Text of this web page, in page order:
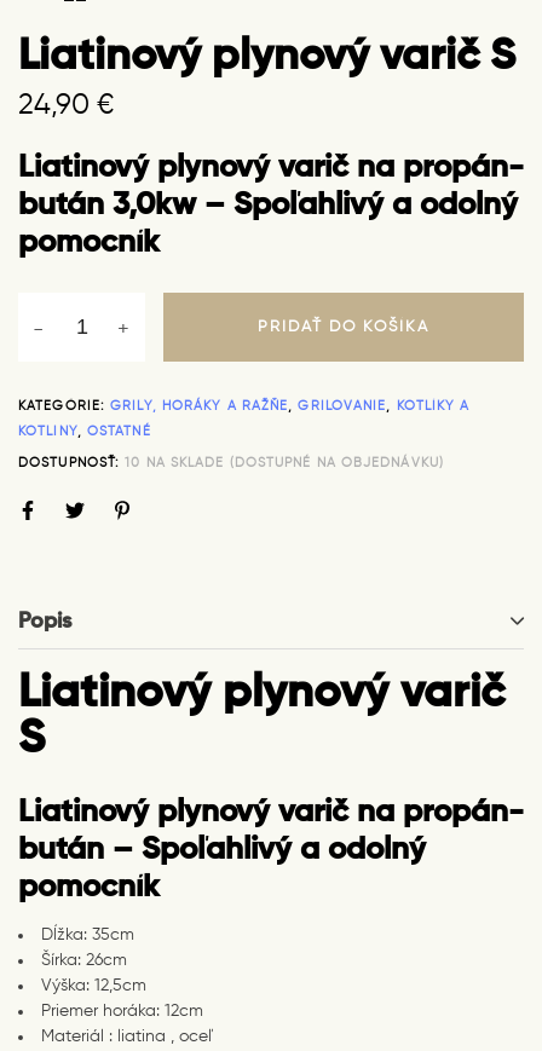
Liatinový plynový varič S
24,90 €
Liatinový plynový varič na propán-
bután 3,0kw – Spoľahlivý a odolný
pomocník
VARIČ
PRIDAŤ DO KOŠÍKA
KATEGÓRIE:GRILY, HORÁKY A RAŽŇE ,GRILOVANIE
KOTLÍKY A
KOTLINY, OSTATNÉ
DOSTUPNOSŤ: 10 NA SKLADE (DOSTUPNÉ NA OBJEDNÁVKU)
Popis
Liatinový plynový varič
S
Liatinový plynový varič na propán-
bután – Spoľahlivý a odolný
pomocník
Dĺžka: 35cm
Šírka: 26cm
Výška: 12,5cm
Priemer horáka: 12cm
Materiál : liatina , oceľ